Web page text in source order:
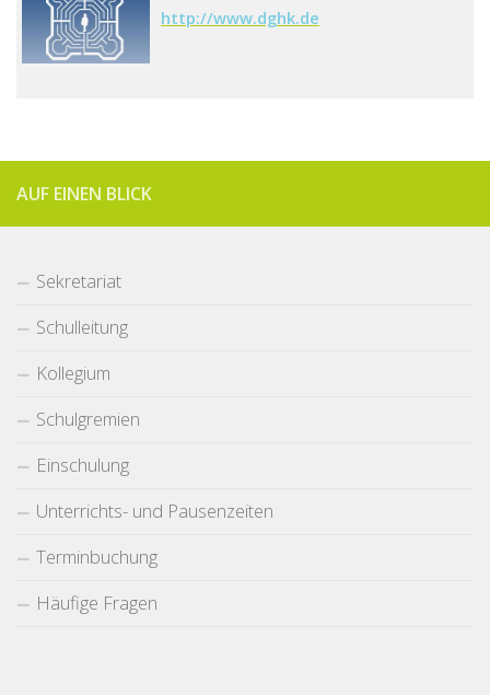
http://www.dghk.de
AUF EINEN BLICK
Sekretariat
Schulleitung
Kollegium
Schulgremien
Einschulung
Unterrichts- und Pausenzeiten
Terminbuchung
Häufige Fragen